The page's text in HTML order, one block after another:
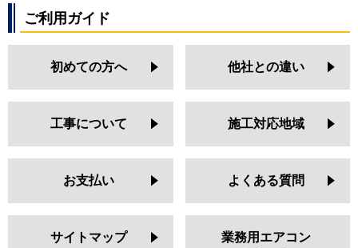
ご利用ガイド
初めての方へ 他社との違い
工事について 施工対応地域
お支払い よくある質問
サイトマップ
業務用エアコン